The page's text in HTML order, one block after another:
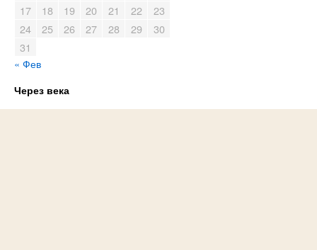
17
18 19 20 21 22
23
24
25 26 27 28 29
30
31
« Фев
Через века